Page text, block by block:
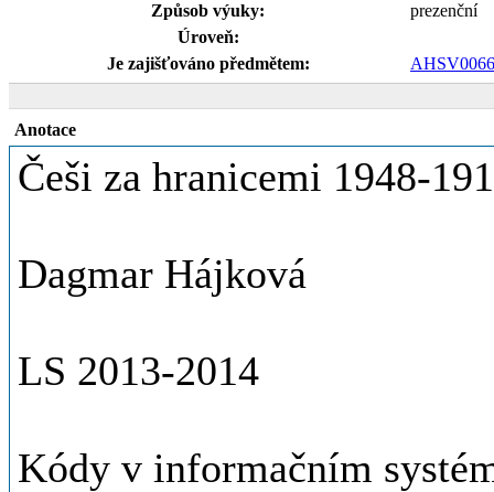
Způsob výuky:
prezenční
Úroveň:
Je zajišťováno předmětem:
Anotace
Češi za hranicemi 1948-
Dagmar Hájková
LS 2013-2014
Kódy v informačním